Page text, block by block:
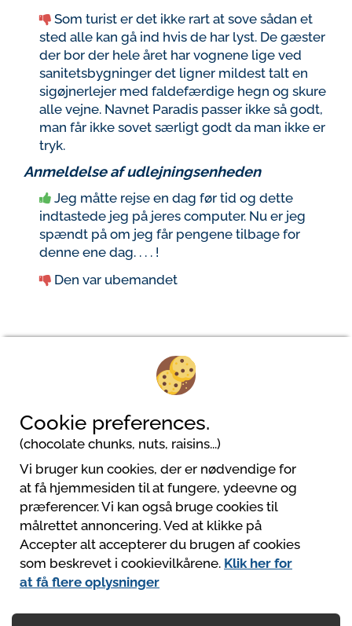
Som turist er det ikke rart at sove sådan et
sted alle kan gå ind hvis de har lyst. De gæster
der bor der hele året har vognene lige ved
sanitetsbygninger det ligner mildest talt en
sigøjnerlejer med faldefærdige hegn og skure
alle vejne. Navnet Paradis passer ikke så godt,
man får ikke sovet særligt godt da man ikke er
tryk.
Anmeldelse af udlejningsenheden
Jeg måtte rejse en dag før tid og dette
indtastede jeg på jeres computer. Nu er jeg
spændt på om jeg får pengene tilbage for
denne ene dag. . . . !
Den var ubemandet
1
Powered by
https://www.mycamping.com/
Cookie preferences.
(chocolate chunks, nuts, raisins...)
Vi bruger kun cookies, der er nødvendige for
at få hjemmesiden til at fungere, ydeevne og
præferencer. Vi kan også bruge cookies til
målrettet annoncering. Ved at klikke på
Accepter alt accepterer du brugen af cookies
som beskrevet i cookievilkårene. Klik her for
at få flere oplysninger